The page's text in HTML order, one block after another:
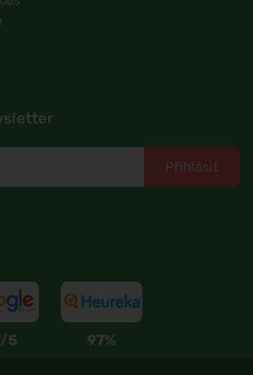
Přihlásit
5 97%